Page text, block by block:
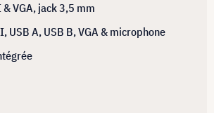
VGA, jack 3,5 mm
USB A, USB B, VGA & microphone